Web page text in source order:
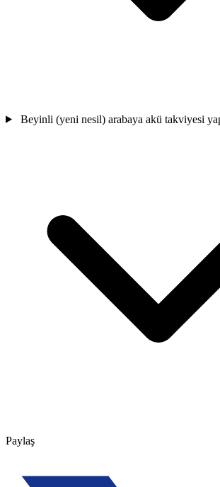
Beyinli (yeni nesil) arabaya akü takviyesi
Paylaş